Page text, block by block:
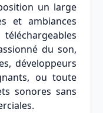
un large
et ambiances
du son,
développeurs
ou toute
sonores sans